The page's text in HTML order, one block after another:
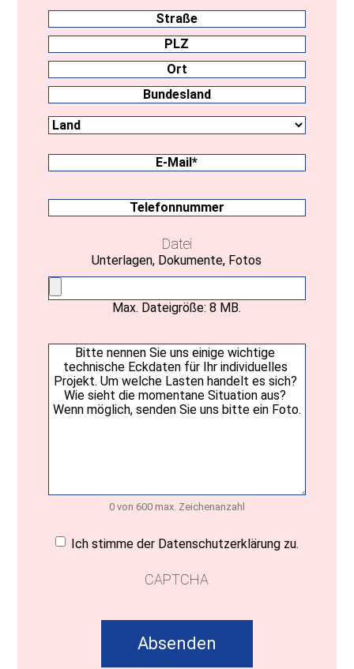
Anschrift
Straße
PLZ
Ort
E-
Mail(erforderlich)
Telefonnummer
Datei
Unterlagen, Dokumente, Fotos
Max. Dateigröße: 8 MB.
Ihre
Nachricht(erforderlich)
0 von 600 max. Zeichenanzahl
Einwilligung(erforderlich)
Ich stimme der Datenschutzerklärung zu.
CAPTCHA